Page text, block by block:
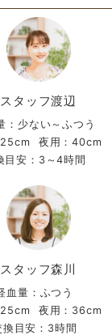
スタッフ渡辺
：少ない～ふつう
夜用：40cm
目安：3～4時間
スタッフ森川
血量：ふつう
夜用：36cm
換目安：3時間